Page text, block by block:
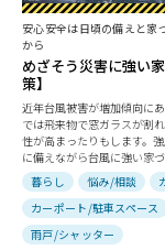
安心安全は日頃の備えと家
から
めざそう災害に強い
策】
近年台風被害が増加傾向に
では飛来物で窓ガラスが割
性が高まったりもします。
に備えながら台風に強い家
トを紹介します。
暮らし 悩み/相談
カーポート/駐車スペース
雨戸/シャッター